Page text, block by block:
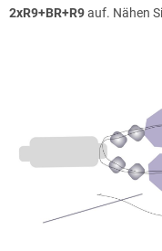
2xR9+BR+R9auf. Nähen